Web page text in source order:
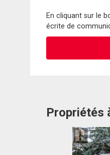
En cliquant sur le
écrite de
Propriétés